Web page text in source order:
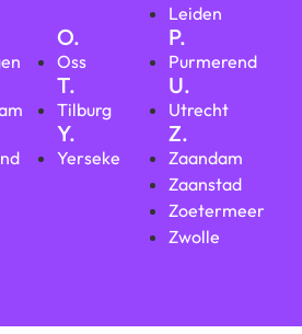
Leiden
O.
Oss
P.
Purmerend
T.
Tilburg
U.
Utrecht
Y.
Yerseke
Z.
Zaandam
Zaanstad
Zoetermeer
Zwolle